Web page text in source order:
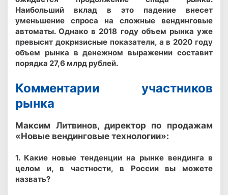
Наибольший вклад в это падение внесет
уменьшение спроса на сложные вендинговые
автоматы. Однако в 2018 году объем рынка уже
превысит докризисные показатели, а в 2020 году
объем рынка в денежном выражении составит
порядка 27,6 млрд рублей.
Комментарии участников
рынка
Максим Литвинов, директор по продажам
«Новые вендинговые технологии»:
1. Какие новые тенденции на рынке вендинга в
целом и, в частности, в России вы можете
назвать?